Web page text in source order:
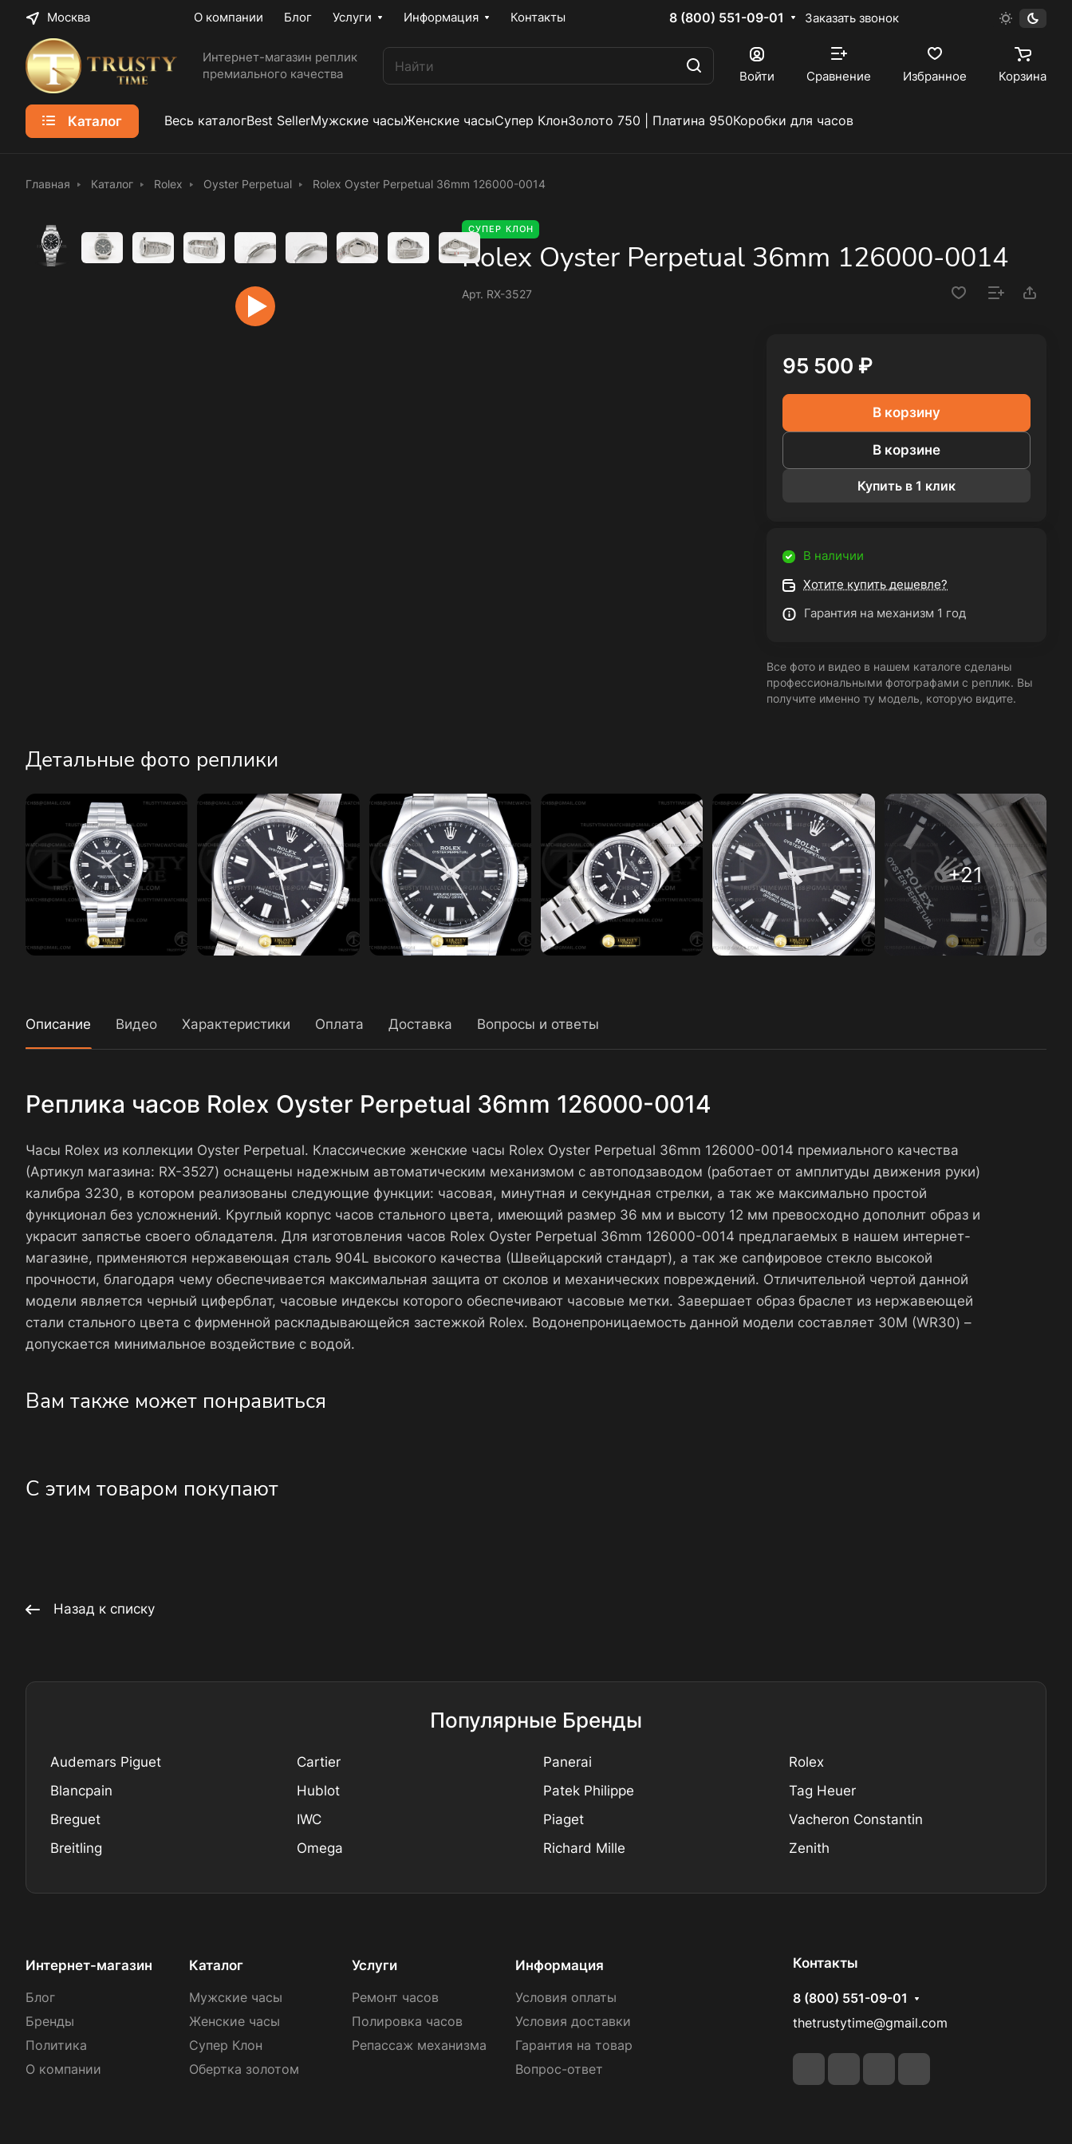
Москва О компании Блог Услуги Информация Контакты 8 (800) 551-09-01 Заказать звонок
Интернет-магазин реплик
премиального качества
Войти Сравнение Избранное Корзина
Каталог Весь каталогBest SellerМужские часыЖенские часыСупер КлонЗолото 750 | Платина 950Коробки для часов
Главная Каталог Rolex Oyster Perpetual Rolex Oyster Perpetual 36mm 126000-0014
СУПЕР КЛОН
Rolex Oyster Perpetual 36mm 126000-0014
Арт. RX-3527
95 500 ₽
В корзину
В корзине
Купить в 1 клик
В наличии
Хотите купить дешевле?
Гарантия на механизм 1 год
Все фото и видео в нашем каталоге сделаны
профессиональными фотографами с реплик. Вы
получите именно ту модель, которую видите.
Детальные фото реплики
Описание Видео Характеристики Оплата Доставка Вопросы и ответы
Реплика часов Rolex Oyster Perpetual 36mm 126000-0014
Часы Rolex из коллекции Oyster Perpetual. Классические женские часы Rolex Oyster Perpetual 36mm 126000-0014 премиального качества
(Артикул магазина: RX-3527) оснащены надежным автоматическим механизмом с автоподзаводом (работает от амплитуды движения руки)
калибра 3230, в котором реализованы следующие функции: часовая, минутная и секундная стрелки, а так же максимально простой
функционал без усложнений. Круглый корпус часов стального цвета, имеющий размер 36 мм и высоту 12 мм превосходно дополнит образ и
украсит запястье своего обладателя. Для изготовления часов Rolex Oyster Perpetual 36mm 126000-0014 предлагаемых в нашем интернет-
магазине, применяются нержавеющая сталь 904L высокого качества (Швейцарский стандарт), а так же сапфировое стекло высокой
прочности, благодаря чему обеспечивается максимальная защита от сколов и механических повреждений. Отличительной чертой данной
модели является черный циферблат, часовые индексы которого обеспечивают часовые метки. Завершает образ браслет из нержавеющей
стали стального цвета с фирменной раскладывающейся застежкой Rolex. Водонепроницаемость данной модели составляет 30М (WR30) –
допускается минимальное воздействие с водой.
Вам также может понравиться
С этим товаром покупают
Назад к списку
Популярные Бренды
Audemars Piguet
Blancpain
Breguet
Breitling
Cartier
Hublot
IWC
Omega
Panerai
Patek Philippe
Piaget
Richard Mille
Rolex
Tag Heuer
Vacheron Constantin
Zenith
Интернет-магазин
Блог
Бренды
Политика
О компании
Каталог
Мужские часы
Женские часы
Супер Клон
Обертка золотом
Услуги
Ремонт часов
Полировка часов
Репассаж механизма
Информация
Условия оплаты
Условия доставки
Гарантия на товар
Вопрос-ответ
Контакты
8 (800) 551-09-01
thetrustytime@gmail.com